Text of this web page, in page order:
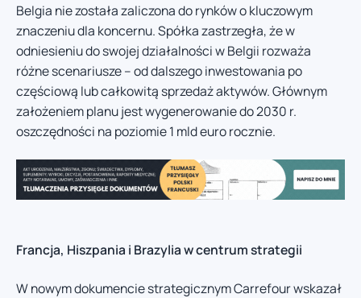
Belgia nie została zaliczona do rynków o kluczowym
znaczeniu dla koncernu. Spółka zastrzegła, że w
odniesieniu do swojej działalności w Belgii rozważa
różne scenariusze – od dalszego inwestowania po
częściową lub całkowitą sprzedaż aktywów. Głównym
założeniem planu jest wygenerowanie do 2030 r.
oszczędności na poziomie 1 mld euro rocznie.
Francja, Hiszpania i Brazylia w centrum strategii
W nowym dokumencie strategicznym Carrefour wskazał